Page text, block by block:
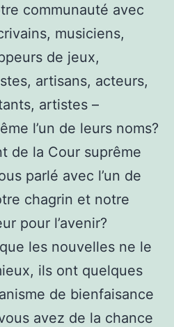
communauté avec
musiciens,
de jeux,
artisans, acteurs,
artistes –
l’un de leurs noms?
de la Cour suprême
parlé avec l’un de
chagrin et notre
pour l’avenir?
les nouvelles ne le
ils ont quelques
de bienfaisance
avez de la chance